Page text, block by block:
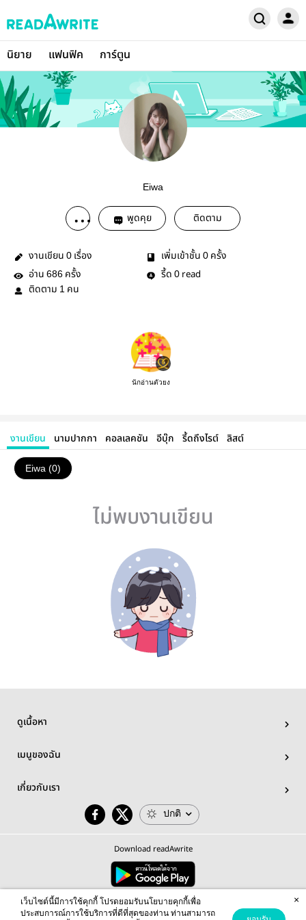
นิยาย แฟนฟิค การ์ตูน
Eiwa
พูดคุย ติดตาม
งานเขียน 0 เรื่อง เพิ่มเข้าชั้น 0 ครั้ง
อ่าน 686 ครั้ง รี้ด 0 read
ติดตาม 1 คน
นักอ่านตัวยง
งานเขียน นามปากกา คอลเลคชัน อีบุ๊ก รี้ดถึงไรต์ ลิสต์
Eiwa (0)
ไม่พบงานเขียน
ดูเนื้อหา
เมนูของฉัน
เกี่ยวกับเรา
ปกติ
Download readAwrite
© 2026 readAwrite.com by MEB Corporation Public Company Limited
This site is protected by reCAPTCHA and the Google Privacy Policy Terms of Serviceapply.
เว็บไซต์นี้มีการใช้คุกกี้ โปรดยอมรับนโยบายคุกกี้เพื่อ
ประสบการณ์การใช้บริการที่ดีที่สุดของท่าน ท่านสามารถ
×